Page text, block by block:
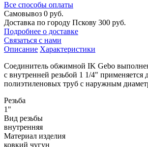
Все способы оплаты
Самовывоз 0 руб.
Доставка по городу Пскову 300 руб.
Подробнее о доставке
Связаться с нами
Описание Характеристики
Соединитель обжимной IK Gebo
с внутренней резьбой 1 1/4" применяется
полиэтиленовых труб с наружным
Резьба
1"
Вид резьбы
внутренняя
Материал изделия
ковкий чугун